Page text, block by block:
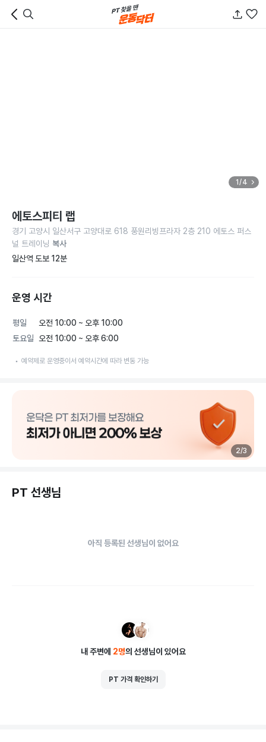
1/4
에토스피티 랩
경기 고양시 일산서구 고양대로 618 풍원리빙프라자 2층 210 에토스 퍼스
널 트레이닝 복사
일산역 도보 12분
운영 시간
평일
오전 10:00 ~ 오후 10:00
토요일
오전 10:00 ~ 오후 6:00
예약제로 운영중이서 예약시간에 따라 변동 가능
2/3
PT 선생님
아직 등록된 선생님이 없어요
내 주변에 2명의 선생님이 있어요
PT 가격 확인하기